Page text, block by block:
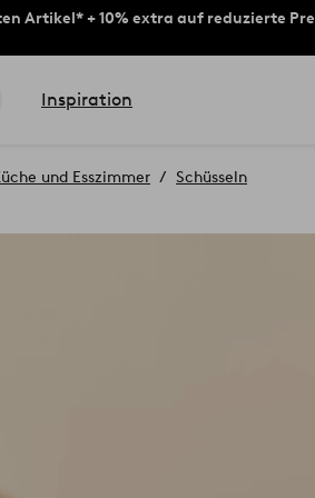
Artikel* + 10% extra auf reduzierte
Inspiration
und Esszimmer Schüsseln